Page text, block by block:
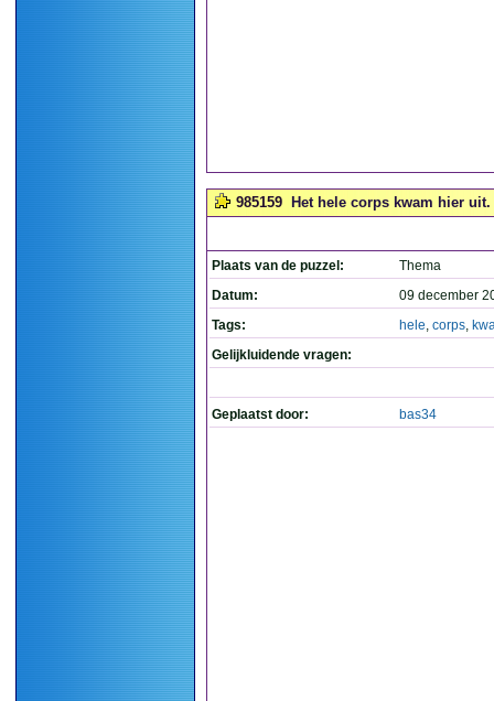
985159 Het hele corps kwam hier uit.
Plaats van de puzzel:
Thema
Datum:
09 december
Tags:
hele, corps,
Gelijkluidende vragen:
Geplaatst door: bas34